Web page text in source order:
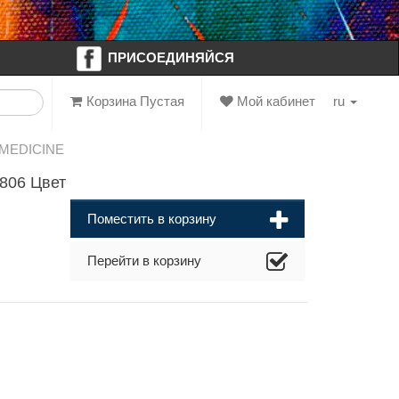
ПРИСОЕДИНЯЙСЯ
ru
Мой кабинет
Корзина Пустая
Цвет
Поместить в корзину
Перейти в корзину